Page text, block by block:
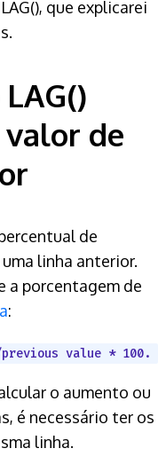
que explicarei
de
de
linha anterior.
a porcentagem de
:
value * 100.
o aumento ou
é necessário ter os
linha.